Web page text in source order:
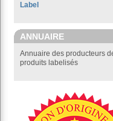
Label
ANNUAIRE
Annuaire des producteurs
produits labelisés